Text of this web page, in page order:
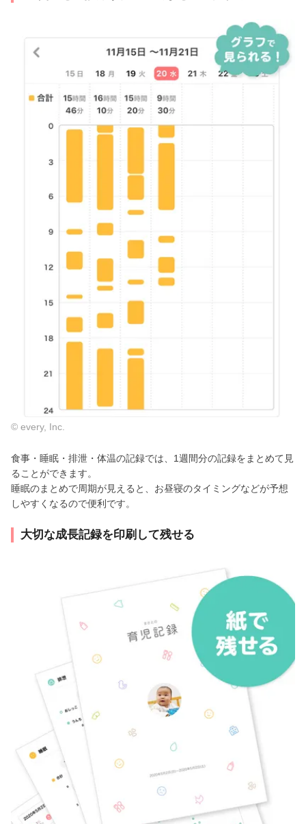
© every, Inc.
食事・睡眠・排泄・体温の記録では、1週間分の記録をまとめて見
ることができます。
睡眠のまとめで周期が見えると、お昼寝のタイミングなどが予想
しやすくなるので便利です。
大切な成長記録を印刷して残せる